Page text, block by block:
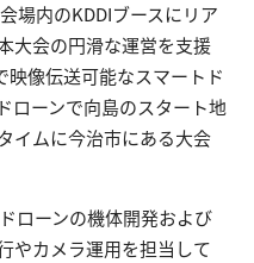
場内のKDDIブースにリア
大会の円滑な運営を支援
映像伝送可能なスマートド
ローンで向島のスタート地
イムに今治市にある大会
ローンの機体開発および
やカメラ運用を担当して